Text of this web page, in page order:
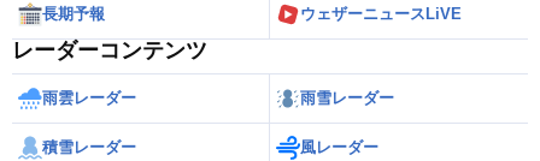
長期予報 ウェザーニュースLiVE
レーダーコンテンツ
雨雲レーダー 雨雪レーダー
積雪レーダー 風レーダー